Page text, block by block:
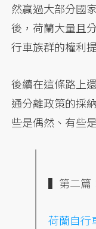
然贏過大部分國
後，荷蘭大量且
行車族群的權利
後續在這條路上
通分離政策的採
些是偶然、有些
▍第二篇
荷蘭自行